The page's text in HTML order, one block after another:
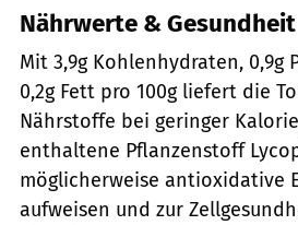
Nährwerte & Gesundheit
Mit 3,9g Kohlenhydraten, 0,9g
0,2g Fett pro 100g liefert die
Nährstoffe bei geringer
enthaltene Pflanzenstoff
möglicherweise antioxidative
aufweisen und zur